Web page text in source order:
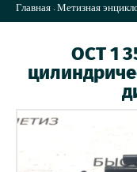
Главная Метизная
ОСТ 1